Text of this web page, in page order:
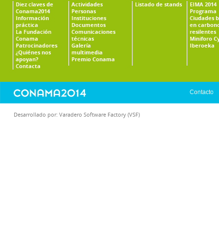
Diez claves de
Conama2014
Información
práctica
La Fundación
Conama
Patrocinadores
¿Quiénes nos
apoyan?
Contacta
Actividades
Personas
Instituciones
Documentos
Comunicaciones
técnicas
Galería
multimedia
Premio Conama
Listado de stands
EIMA 2014
Programa
Ciudades
en
resilentes
Miniforo
Iberoeka
Contacto
Desarrollado por: Varadero Software Factory (VSF)